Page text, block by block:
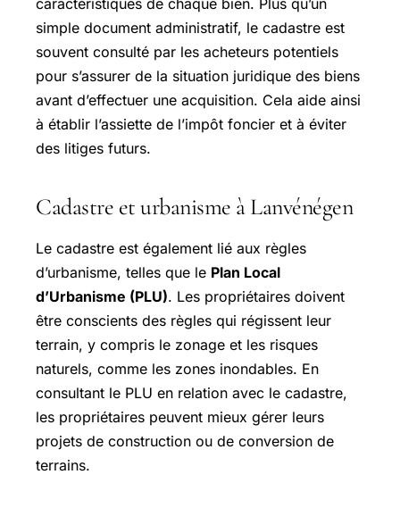
simple document administratif, le cadastre est
souvent consulté par les acheteurs potentiels
pour s’assurer de la situation juridique des biens
avant d’effectuer une acquisition. Cela aide ainsi
à établir l’assiette de l’impôt foncier et à éviter
des litiges futurs.
Cadastre et urbanisme à Lanvénégen
Le cadastre est également lié aux règles
d’urbanisme, telles que le Plan Local
d’Urbanisme (PLU). Les propriétaires doivent
être conscients des règles qui régissent leur
terrain, y compris le zonage et les risques
naturels, comme les zones inondables. En
consultant le PLU en relation avec le cadastre,
les propriétaires peuvent mieux gérer leurs
projets de construction ou de conversion de
terrains.